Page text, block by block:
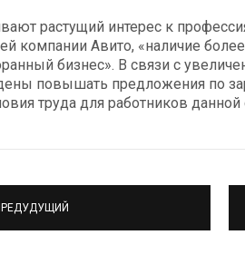
растущий интерес к
компании Авито, «наличие
бизнес». В связи с
повышать предложения по
труда для работников